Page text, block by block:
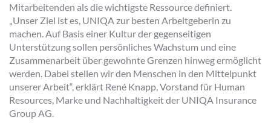
Mitarbeitenden als die wichtigste Ressource definiert.
„Unser Ziel ist es, UNIQA zur besten Arbeitgeberin zu
machen. Auf Basis einer Kultur der gegenseitigen
Unterstützung sollen persönliches Wachstum und eine
Zusammenarbeit über gewohnte Grenzen hinweg ermöglicht
werden. Dabei stellen wir den Menschen in den Mittelpunkt
unserer Arbeit“, erklärt René Knapp, Vorstand für Human
Resources, Marke und Nachhaltigkeit der UNIQA Insurance
Group AG.